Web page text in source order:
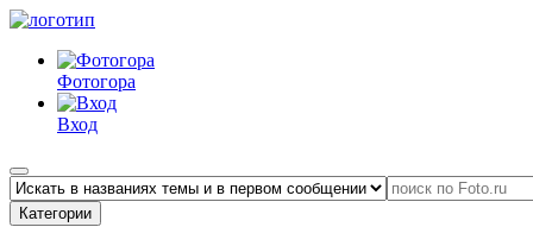
Фотогора
Вход
Категории